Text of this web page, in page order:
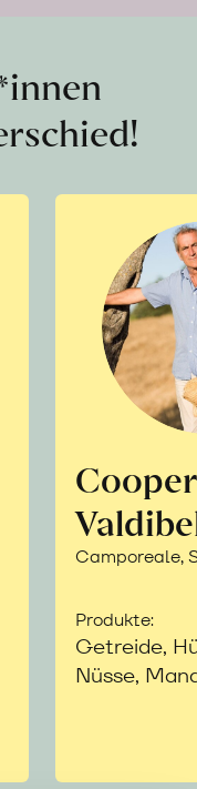
Camporeale,
Produkte:
Getreide,
Nüsse,